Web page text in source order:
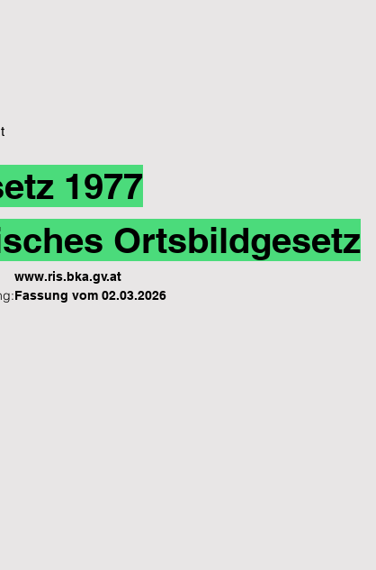
Ortsbildgesetz
www.ris.bka.gv.at
1977
Fassung vom 02.03.2026